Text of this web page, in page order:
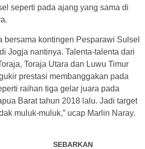
seperti pada ajang yang sama di
bersama kontingen Pesparawi Sulsel
Jogja nantinya. Talenta-talenta dari
Toraja Utara dan Luwu Timur
prestasi membanggakan pada
raihan tiga gelar juara pada
Barat tahun 2018 lalu. Jadi target
muluk-muluk,” ucap Marlin Naray.
SEBARKAN